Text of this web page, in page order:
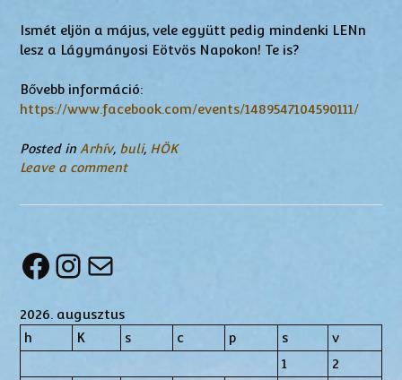
Ismét eljön a május, vele együtt pedig mindenki LENn
lesz a Lágymányosi Eötvös Napokon! Te is?
Bővebb információ:
https://www.facebook.com/events/1489547104590111/
Posted in Arhív, buli, HÖK
Leave a comment
Facebook
Instagram
Mail
2026. augusztus
h
K s c p s
v
1
2